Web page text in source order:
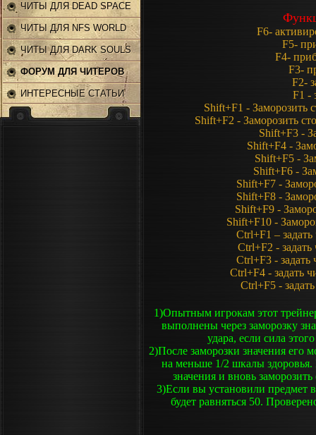
ЧИТЫ ДЛЯ DEAD SPACE
2
ЧИТЫ ДЛЯ NFS WORLD
ЧИТЫ ДЛЯ DARK SOULS
2
ФОРУМ ДЛЯ ЧИТЕРОВ
ИНТЕРЕСНЫЕ СТАТЬИ
F6-
F5-
F4-
F3-
F2-
F1 -
Shift+F1 - Заморозить
Shift+F2 - Заморозить
Shift+F3 -
Shift+F4 -
Shift+F5 -
Shift+F6 -
Shift+F7 -
Shift+F8 -
Shift+F9 -
Shift+F10 -
Ctrl+F1 –
Ctrl+F2 -
Ctrl+F3 - задать
Ctrl+F4 - задать
Ctrl+F5 -
1)Опытным игрокам этот
выполнены через заморозку
удара, если сила
2)После заморозки значения
на меньше 1/2 шкалы здоровья.
значения и вновь
3)Если вы установили предмет
будет равняться 50.